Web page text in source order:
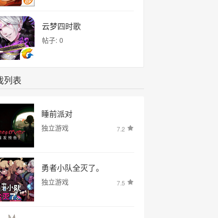
云梦四时歌
帖子: 0
列表
睡前派对
独立游戏 7.2
勇者小队全灭了。
独立游戏 7.5